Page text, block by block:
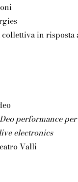
in risposta
performance
electronics
Valli